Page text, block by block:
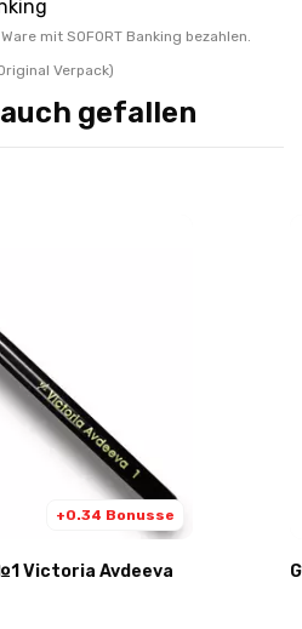
mit SOFORT Banking bezahlen.
Verpack)
gefallen
+0.34 Bonusse
Victoria Avdeeva